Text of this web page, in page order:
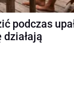
podczas
działają